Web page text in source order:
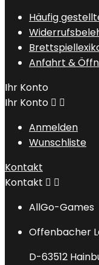
Häufig
Anfahrt &
Ihr Konto
Ihr Konto  
Anmelden
Wunschliste
Kontakt
Kontakt  
AllGo-Games
Offenbacher
D-63512